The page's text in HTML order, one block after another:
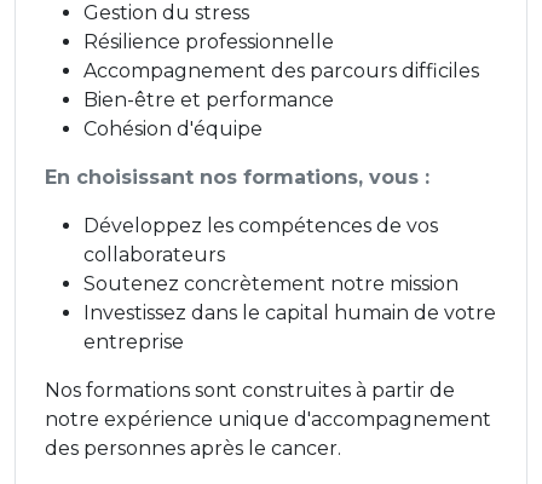
Gestion du stress
Résilience professionnelle
Accompagnement des parcours difficiles
Bien-être et performance
Cohésion d'équipe
En choisissant nos formations, vous :
Développez les compétences de vos
collaborateurs
Soutenez concrètement notre mission
Investissez dans le capital humain de votre
entreprise
Nos formations sont construites à partir de
notre expérience unique d'accompagnement
des personnes après le cancer.